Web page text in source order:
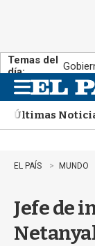
Temas del
día:
n
uÚltimas
EL PAÍS MUNDO
Jefe de